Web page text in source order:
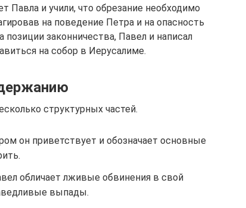
Павла и учили, что обрезание необходимо
на поведение Петра и на опасность
законничества, Павел и написал
на собор в Иерусалиме.
структурных частей.
он приветствует и обозначает основные
обличает лживые обвинения в свой
выпады.